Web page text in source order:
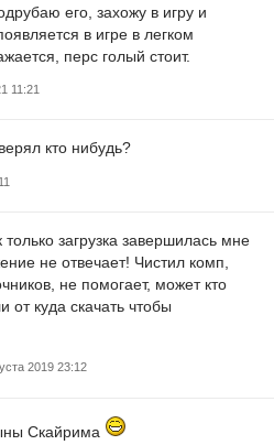
его, захожу в игру и
в игре в легком
перс голый стоит.
11:21
кто нибудь?
только загрузка завершилась мне
не отвечает! Чистил комп,
не помогает, может кто
от куда скачать чтобы
2019 23:12
Скайрима